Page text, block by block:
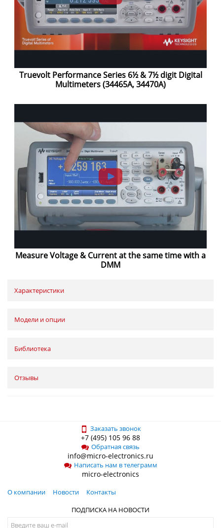
Truevolt Performance Series 6½ & 7½ digit Digital
Multimeters (34465A, 34470A)
Measure Voltage & Current at the same time with a
DMM
Характеристики
Модели и опции
Библиотека
Отзывы
Заказать звонок
+7 (495) 105 96 88
Обратная связь
info@micro-electronics.ru
Написать нам в телеграмм
micro-electronics
О компании Новости
Контакты
ПОДПИСКА НА НОВОСТИ